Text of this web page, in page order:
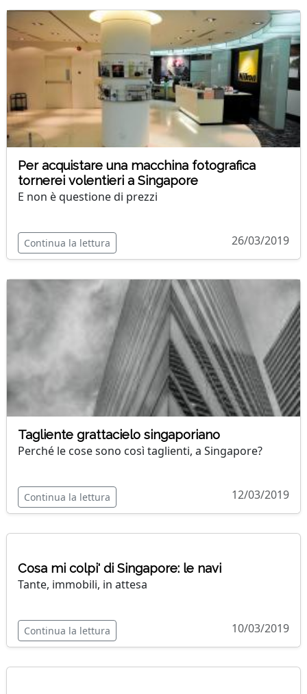
Per acquistare una macchina fotografica
tornerei volentieri a Singapore
E non è questione di prezzi
Continua la lettura 26/03/2019
Tagliente grattacielo singaporiano
Perché le cose sono così taglienti, a Singapore?
Continua la lettura 12/03/2019
Cosa mi colpi' di Singapore: le navi
Tante, immobili, in attesa
Continua la lettura 10/03/2019